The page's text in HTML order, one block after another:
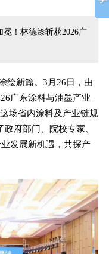
！林德漆斩获2026广
新篇。3月26日，由
广东涂料与油墨产业
场省内涂料及产业链规
府部门、院校专家、
发展新机遇，共探产